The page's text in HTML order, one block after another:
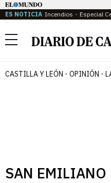
ES NOTICIA Incendios Especial
Menú
CASTILLA Y LEÓN OPINIÓN
SAN EMILIANO